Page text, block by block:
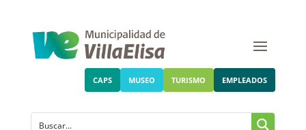
CAPS MUSEO TURISMO EMPLEADOS